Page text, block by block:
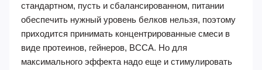
стандартном, пусть и сбалансированном, питании
обеспечить нужный уровень белков нельзя, поэтому
приходится принимать концентрированные смеси в
виде протеинов, гейнеров, ВССА. Но для
максимального эффекта надо еще и стимулировать